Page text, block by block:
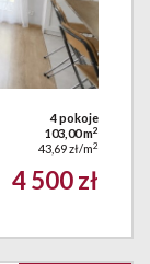
4 pokoje
103,00 m2
43,69 zł/m2
4 500 zł